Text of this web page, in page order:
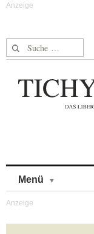
Suche nach:
Menü